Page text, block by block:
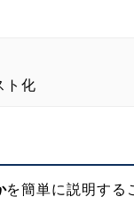
ト化
を簡単に説明する